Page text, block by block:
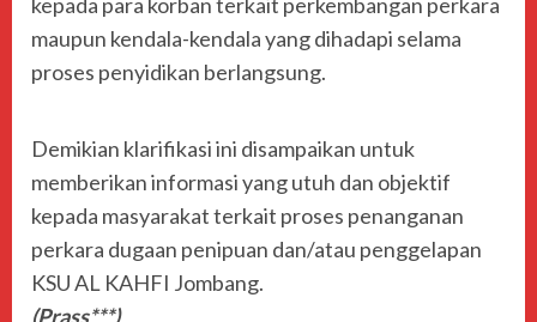
maupun kendala-kendala yang dihadapi selama
proses penyidikan berlangsung.
Demikian klarifikasi ini disampaikan untuk
memberikan informasi yang utuh dan objektif
kepada masyarakat terkait proses penanganan
perkara dugaan penipuan dan/atau penggelapan
KSU AL KAHFI Jombang.
(Prass***)